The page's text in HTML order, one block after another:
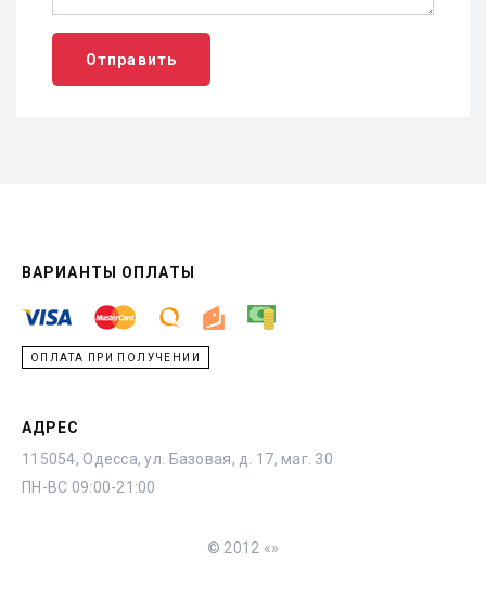
Отправить
ВАРИАНТЫ ОПЛАТЫ
ОПЛАТА ПРИ ПОЛУЧЕНИИ
АДРЕС
115054, Одесса, ул. Базовая, д. 17, маг. 30
ПН-ВС 09:00-21:00
© 2012 «»